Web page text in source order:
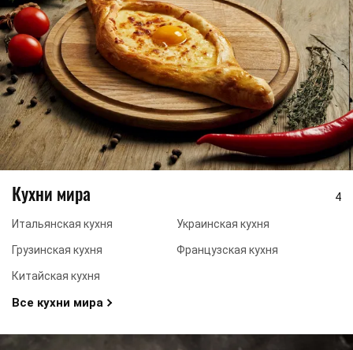
Кухни мира 4
Итальянская кухня Украинская кухня
Грузинская кухня Французская кухня
Китайская кухня
Все кухни мира